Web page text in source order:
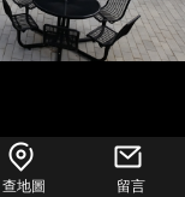
查地圖 留言